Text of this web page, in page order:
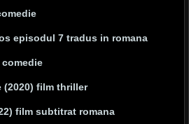
episodul 7 tradus in romana
comedie
(2020) film thriller
film subtitrat romana